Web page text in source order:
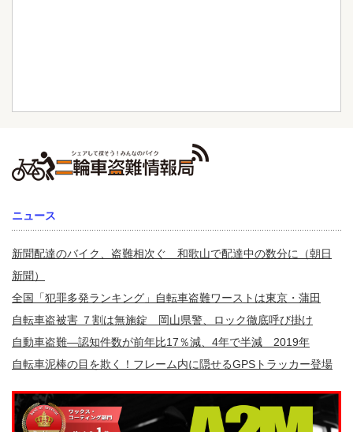
ニュース
新聞配達のバイク、盗難相次ぐ 和歌山で配達中の数分に（朝日
新聞）
全国「犯罪多発ランキング」自転車盗難ワーストは東京・蒲田
自転車盗被害 ７割は無施錠 岡山県警、ロック徹底呼び掛け
自動車盗難—認知件数が前年比17％減、4年で半減 2019年
自転車泥棒の目を欺く！フレーム内に隠せるGPSトラッカー登場